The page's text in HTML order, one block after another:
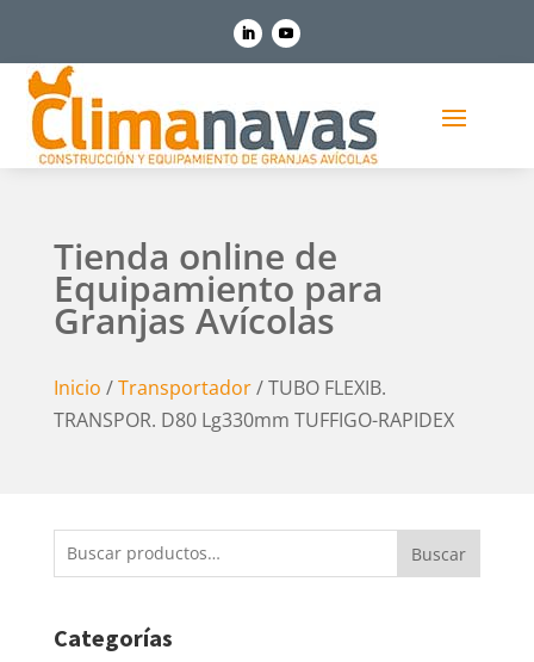
Tienda online de
Equipamiento para
Granjas Avícolas
Inicio /Transportador/ TUBO FLEXIB.
TRANSPOR. D80 Lg330mm TUFFIGO-RAPIDEX
Buscar
por:
Buscar
Categorías